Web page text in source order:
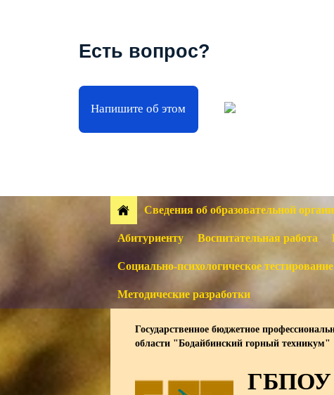
Есть вопрос?
Напишите об этом
Сведения об образовательной
Абитуриенту Воспитательная работа
Социально-психологическое тестирование
Методические разработки
Государственное бюджетное
области "Бодайбинский горный техникум"